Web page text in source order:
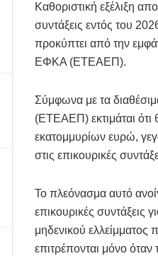
Καθοριστική εξέλιξη
συντάξεις εντός του
προκύπτει από την
ΕΦΚΑ (ΕΤΕΑΕΠ).
Σύμφωνα με τα
(ΕΤΕΑΕΠ) εκτιμάται
εκατομμυρίων ευρώ,
στις επικουρικές
Το πλεόνασμα αυτό
επικουρικές συντάξεις
μηδενικού
επιτρέπονται μόνο όταν